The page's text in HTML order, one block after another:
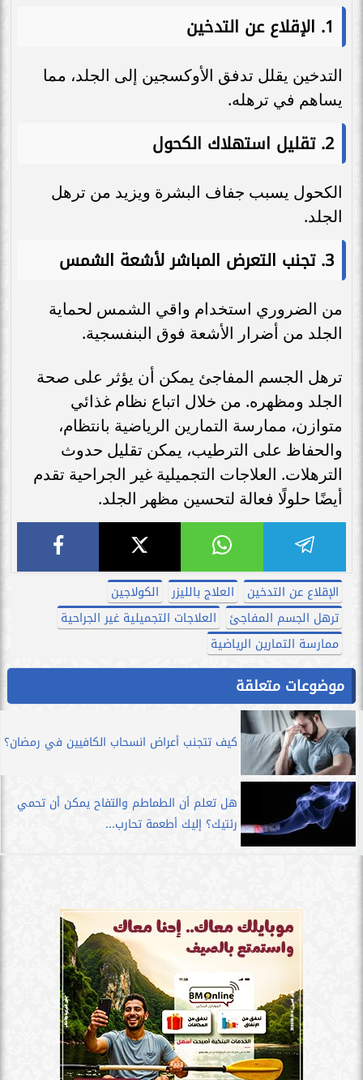
1. الإقلاع عن التدخين
التدخين يقلل تدفق الأوكسجين إلى الجلد، مما
يساهم في ترهله.
2. تقليل استهلاك الكحول
الكحول يسبب جفاف البشرة ويزيد من ترهل
الجلد.
3. تجنب التعرض المباشر لأشعة الشمس
من الضروري استخدام واقي الشمس لحماية
الجلد من أضرار الأشعة فوق البنفسجية.
ترهل الجسم المفاجئ يمكن أن يؤثر على صحة
الجلد ومظهره. من خلال اتباع نظام غذائي
متوازن، ممارسة التمارين الرياضية بانتظام،
والحفاظ على الترطيب، يمكن تقليل حدوث
الترهلات. العلاجات التجميلية غير الجراحية تقدم
أيضًا حلولًا فعالة لتحسين مظهر الجلد.
الإقلاع عن التدخين العلاج بالليزر
الكولاجين
ترهل الجسم المفاجئ
العلاجات التجميلية غير الجراحية
ممارسة التمارين الرياضية
موضوعات متعلقة
كيف تتجنب أعراض انسحاب الكافيين في رمضان؟
هل تعلم أن الطماطم والتفاح يمكن أن تحمي
رئتيك؟ إليك أطعمة تحارب...